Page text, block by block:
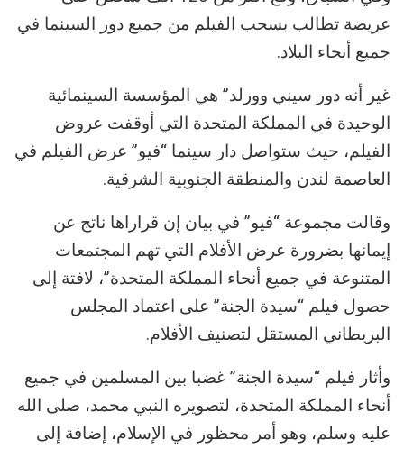
عريضة تطالب بسحب الفيلم من جميع دور السينما في
جميع أنحاء البلاد.
غير أنه دور سيني وورلد” هي المؤسسة السينمائية
الوحيدة في المملكة المتحدة التي أوقفت عروض
الفيلم، حيث ستواصل دار سينما “فيو” عرض الفيلم في
العاصمة لندن والمنطقة الجنوبية الشرقية.
وقالت مجموعة “فيو” في بيان إن قراراها ناتج عن
إيمانها بضرورة عرض الأفلام التي تهم المجتمعات
المتنوعة في جميع أنحاء المملكة المتحدة”، لافتة إلى
حصول فيلم “سيدة الجنة” على اعتماد المجلس
البريطاني المستقل لتصنيف الأفلام.
وأثار فيلم “سيدة الجنة” غضبا بين المسلمين في جميع
أنحاء المملكة المتحدة، لتصويره النبي محمد، صلى الله
عليه وسلم، وهو أمر محظور في الإسلام، إضافة إلى